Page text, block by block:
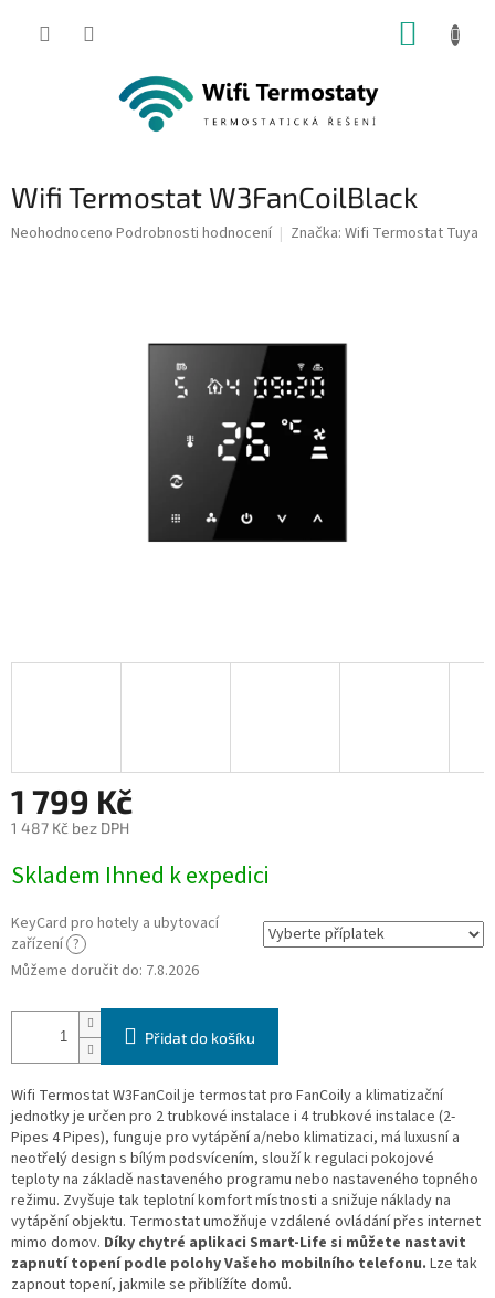
Wifi Termostat W3FanCoilBlack
Průměrné
Neohodnoceno Podrobnosti hodnocení Značka: Wifi Termostat Tuya
1 799 Kč
1 487 Kč bez DPH
cena:
Skladem Ihned k expedici
KeyCard pro hotely a ubytovací
zařízení ?
Můžeme doručit do: 7.8.2026
Přidat do košíku
Wifi Termostat W3FanCoil je termostat pro FanCoily a klimatizační
jednotky je určen pro 2 trubkové instalace i 4 trubkové instalace (2-
Pipes 4 Pipes), funguje pro vytápění a/nebo klimatizaci, má luxusní a
neotřelý design s bílým podsvícením, slouží k regulaci pokojové
teploty na základě nastaveného programu nebo nastaveného topného
režimu. Zvyšuje tak teplotní komfort místnosti a snižuje náklady na
vytápění objektu. Termostat umožňuje vzdálené ovládání přes internet
mimo domov. Díky chytré aplikaci Smart-Life si můžete nastavit
zapnutí topení podle polohy Vašeho mobilního telefonu. Lze tak
zapnout topení, jakmile se přiblížíte domů.